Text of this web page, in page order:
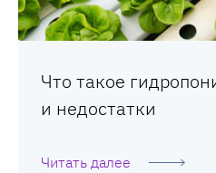
Что такое
и недостатки
Читать далее